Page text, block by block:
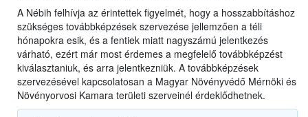
A Nébih felhívja az érintettek figyelmét, hogy a hosszabbításhoz
szükséges továbbképzések szervezése jellemzően a téli
hónapokra esik, és a fentiek miatt nagyszámú jelentkezés
várható, ezért már most érdemes a megfelelő továbbképzést
kiválasztaniuk, és arra jelentkezniük. A továbbképzések
szervezésével kapcsolatosan a Magyar Növényvédő Mérnöki és
Növényorvosi Kamara területi szerveinél érdeklődhetnek.